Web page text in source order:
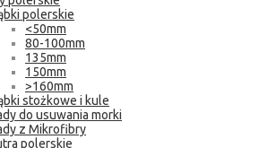
polerskie
<50mm
80-100mm
135mm
150mm
>160mm
stożkowe i kule
do usuwania morki
z Mikrofibry
polerskie